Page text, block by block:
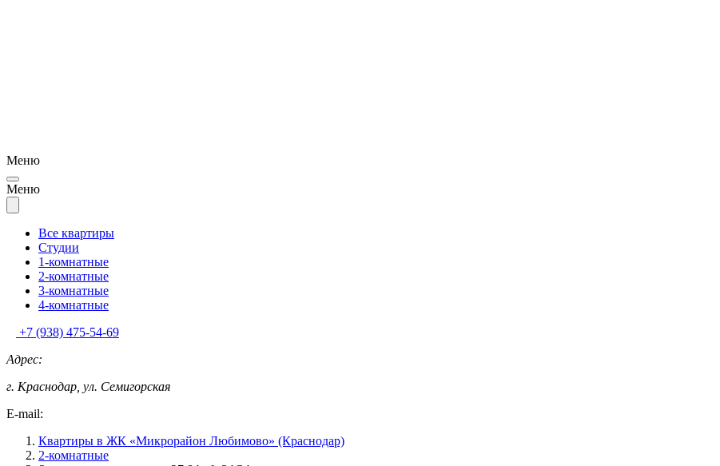
Меню
Меню
Все квартиры
Студии
1-комнатные
2-комнатные
3-комнатные
4-комнатные
+7 (938) 475-54-69
Адрес:
г. Краснодар, ул. Семигорская
E-mail:
Квартиры в ЖК «Микрорайон Любимово» (Краснодар)
2-комнатные